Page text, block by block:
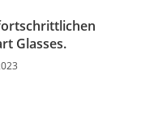
Glasses.